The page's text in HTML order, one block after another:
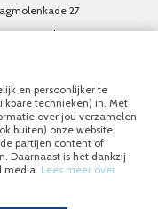
27
AC Utrecht
CONTACT
2716496
ONS
2020 - 2026
en persoonlijker te
technieken) in. Met
over jou verzamelen
buiten) onze website
partijen content of
Daarnaast is het dankzij
media. Lees meer over